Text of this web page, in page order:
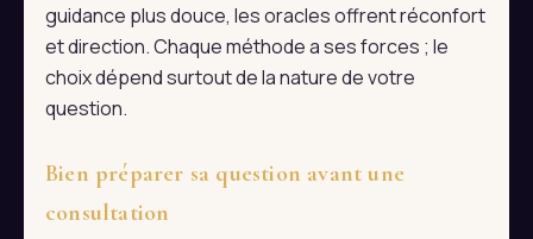
guidance plus douce, les oracles offrent réconfort
et direction. Chaque méthode a ses forces ; le
choix dépend surtout de la nature de votre
question.
Bien préparer sa question avant une
consultation